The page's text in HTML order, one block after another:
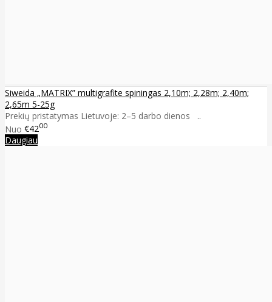
Siweida „MATRIX” multigrafite spiningas 2,10m; 2,28m; 2,40m;
2,65m 5-25g
Prekių pristatymas Lietuvoje: 2–5 darbo dienos ..
Nuo €4200
Daugiau